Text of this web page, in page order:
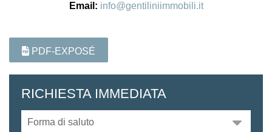
Email: info@gentiliniimmobili.it
PDF-EXPOSÉ
RICHIESTA IMMEDIATA